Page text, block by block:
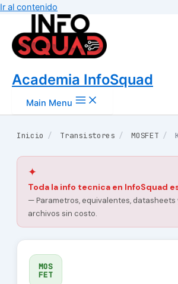
Ir al contenido
Academia InfoSquad
Main Menu
Inicio / Transistores / MOSFET /
✦
Toda la info tecnica en InfoSquad
— Parametros, equivalentes, datasheets
archivos sin costo.
MOS
FET